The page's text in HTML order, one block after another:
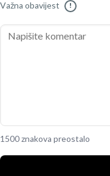
Važna obavijest !
1500 znakova preostalo